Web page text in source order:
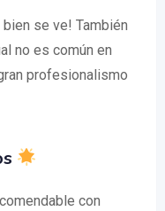
bien se ve! También
no es común en
profesionalismo
con